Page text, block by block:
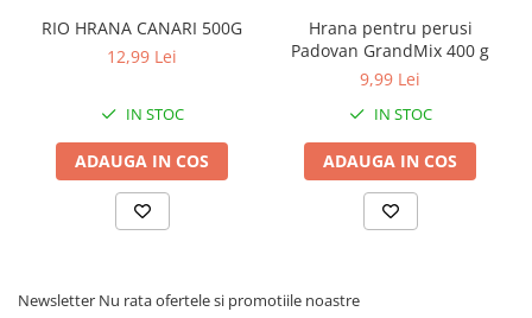
RIO HRANA CANARI 500G
12,99 Lei
IN STOC
ADAUGA IN COS
Hrana pentru perusi
Padovan GrandMix 400 g
9,99 Lei
IN STOC
ADAUGA IN COS
Newsletter Nu rata ofertele si promotiile noastre